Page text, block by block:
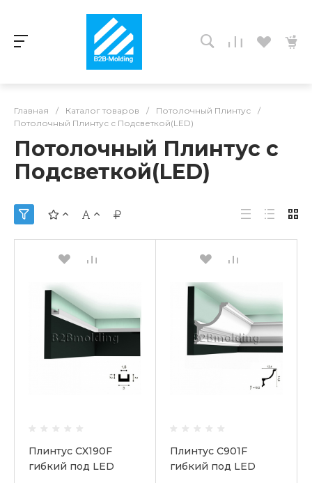
Главная / Каталог товаров / Потолочный Плинтус
/
Потолочный Плинтус с Подсветкой(LED)
Потолочный Плинтус с
Подсветкой(LED)
Плинтус CX190F
гибкий под LED
Плинтус С901F
гибкий под LED